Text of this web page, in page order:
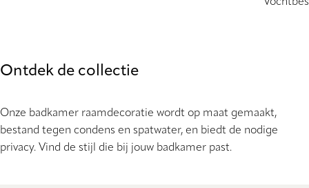
Ontdek de collectie
Onze badkamer raamdecoratie wordt op maat gemaakt,
bestand tegen condens en spatwater, en biedt de nodige
privacy. Vind de stijl die bij jouw badkamer past.